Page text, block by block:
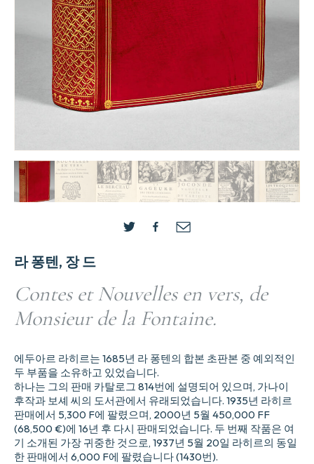
라 퐁텐, 장 드
Contes et Nouvelles en vers, de
Monsieur de la Fontaine.
에두아르 라히르는 1685년 라 퐁텐의 합본 초판본 중 예외적인
두 부품을 소유하고 있었습니다.
하나는 그의 판매 카탈로그 814번에 설명되어 있으며, 가나이
후작과 보셰 씨의 도서관에서 유래되었습니다. 1935년 라히르
판매에서 5,300 F에 팔렸으며, 2000년 5월 450,000 FF
(68,500 €)에 16년 후 다시 판매되었습니다. 두 번째 작품은 여
기 소개된 가장 귀중한 것으로, 1937년 5월 20일 라히르의 동일
한 판매에서 6,000 F에 팔렸습니다 (1430번).